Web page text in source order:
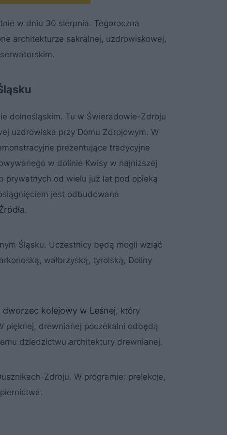
w dniu 30 sierpnia. Tegoroczna
architekturze sakralnej, uzdrowiskowej,
dolnośląskim. Tu w Świeradowie-Zdroju
uzdrowiska przy Domu Zdrojowym. W
prezentujące tradycyjne
w dolinie Kwisy w najniższej
prywatnych od wielu już lat pod opieką
jest odbudowana
.
Śląsku. Uczestnicy będą mogli wziąć
wałbrzyską, tyrolską, Doliny
dworzec kolejowy w Leśnej, który
pięknej, drewnianej poczekalni odbędą
dziedzictwu architektury drewnianej.
Zdroju. W programie: prelekcje,